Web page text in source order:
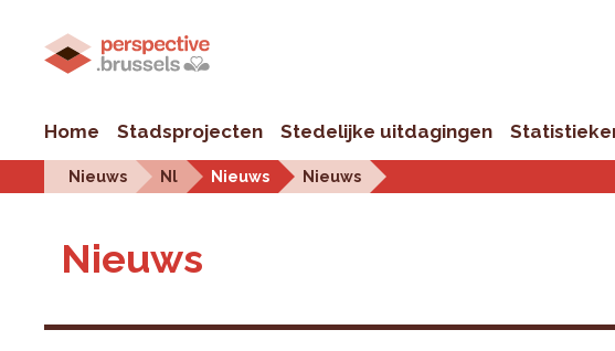
Home Stadsprojecten Stedelijke uitdagingen
Nieuws Nl Nieuws Nieuws
Nieuws